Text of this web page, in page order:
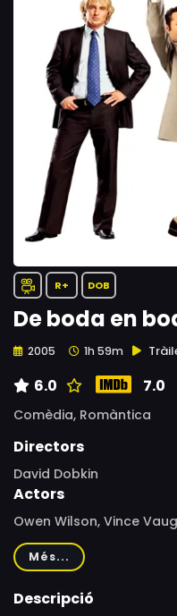
R+ DOB
De boda en
2005 1h 59m
6.0 7.0
Comèdia, Romàntica
Directors
David Dobkin
Actors
Owen Wilson, Vince
McAdams, Isla Fisher,
Keir O'Donnell, Bradley
Gibson, Dwight Yoakam,
Més...
Descripció